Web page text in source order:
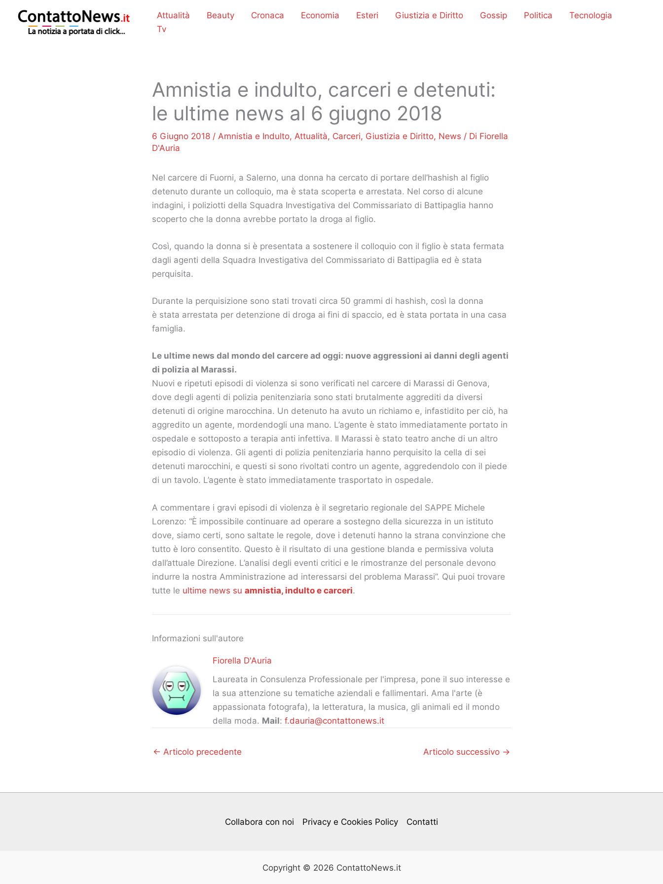
contenuto
Attualità Beauty Cronaca Economia Esteri Giustizia e Diritto Gossip Politica
Tecnologia
Tv
Amnistia e indulto, carceri e detenuti:
le ultime news al 6 giugno 2018
6 Giugno 2018 / Amnistia e Indulto, Attualità, Carceri, Giustizia e Diritto, News / Di Fiorella
D'Auria
Nel carcere di Fuorni, a Salerno, una donna ha cercato di portare dell’hashish al figlio
detenuto durante un colloquio, ma è stata scoperta e arrestata. Nel corso di alcune
indagini, i poliziotti della Squadra Investigativa del Commissariato di Battipaglia hanno
scoperto che la donna avrebbe portato la droga al figlio.
Così, quando la donna si è presentata a sostenere il colloquio con il figlio è stata fermata
dagli agenti della Squadra Investigativa del Commissariato di Battipaglia ed è stata
perquisita.
Durante la perquisizione sono stati trovati circa 50 grammi di hashish, così la donna
è stata arrestata per detenzione di droga ai fini di spaccio, ed è stata portata in una casa
famiglia.
Le ultime news dal mondo del carcere ad oggi: nuove aggressioni ai danni degli agenti
di polizia al Marassi.
Nuovi e ripetuti episodi di violenza si sono verificati nel carcere di Marassi di Genova,
dove degli agenti di polizia penitenziaria sono stati brutalmente aggrediti da diversi
detenuti di origine marocchina. Un detenuto ha avuto un richiamo e, infastidito per ciò, ha
aggredito un agente, mordendogli una mano. L’agente è stato immediatamente portato in
ospedale e sottoposto a terapia anti infettiva. Il Marassi è stato teatro anche di un altro
episodio di violenza. Gli agenti di polizia penitenziaria hanno perquisito la cella di sei
detenuti marocchini, e questi si sono rivoltati contro un agente, aggredendolo con il piede
di un tavolo. L’agente è stato immediatamente trasportato in ospedale.
A commentare i gravi episodi di violenza è il segretario regionale del SAPPE Michele
Lorenzo: “È impossibile continuare ad operare a sostegno della sicurezza in un istituto
dove, siamo certi, sono saltate le regole, dove i detenuti hanno la strana convinzione che
tutto è loro consentito. Questo è il risultato di una gestione blanda e permissiva voluta
dall’attuale Direzione. L’analisi degli eventi critici e le rimostranze del personale devono
indurre la nostra Amministrazione ad interessarsi del problema Marassi”. Qui puoi trovare
tutte le ultime news su amnistia, indulto e carceri.
Informazioni sull'autore
Fiorella D'Auria
Laureata in Consulenza Professionale per l'impresa, pone il suo interesse e
la sua attenzione su tematiche aziendali e fallimentari. Ama l'arte (è
appassionata fotografa), la letteratura, la musica, gli animali ed il mondo
della moda. Mail: f.dauria@contattonews.it
← Articolo precedente Articolo successivo →
Collabora con noi Privacy e Cookies Policy Contatti
Copyright © 2026 ContattoNews.it